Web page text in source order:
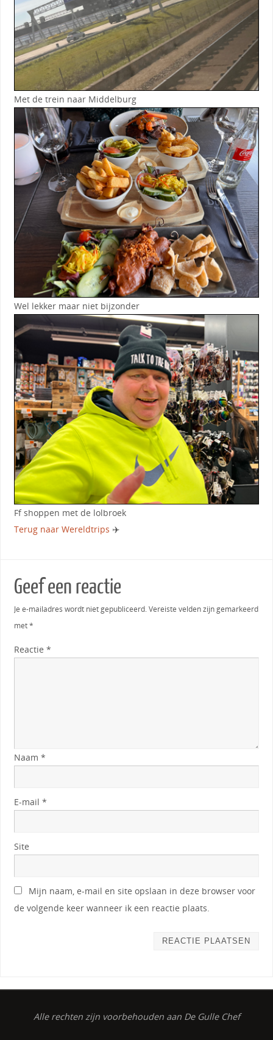
Met de trein naar Middelburg
Wel lekker maar niet bijzonder
Ff shoppen met de lolbroek
Terug naar Wereldtrips ✈️
Geef een reactie
Je e-mailadres wordt niet gepubliceerd. Vereiste velden zijn gemarkeerd
met*
Reactie *
Naam *
E-mail *
Site
Mijn naam, e-mail en site opslaan in deze browser voor
de volgende keer wanneer ik een reactie plaats.
Alle rechten zijn voorbehouden aan De Gulle Chef